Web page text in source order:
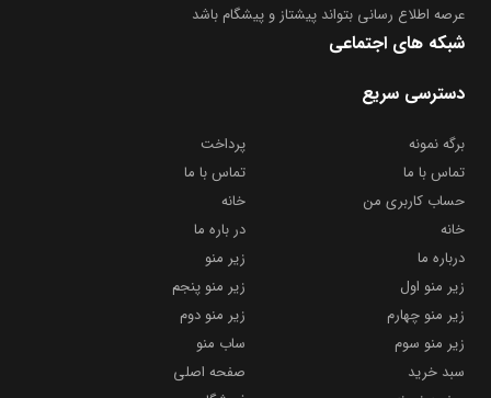
عرصه اطلاع رسانی بتواند پیشتاز و پیشگام باشد
شبکه های اجتماعی
دسترسی سریع
برگه نمونه
پرداخت
تماس با ما
تماس با ما
حساب کاربری من
خانه
خانه
در باره ما
درباره ما
زیر منو
زیر منو اول
زیر منو پنجم
زیر منو چهارم
زیر منو دوم
زیر منو سوم
ساب منو
سبد خرید
صفحه اصلی